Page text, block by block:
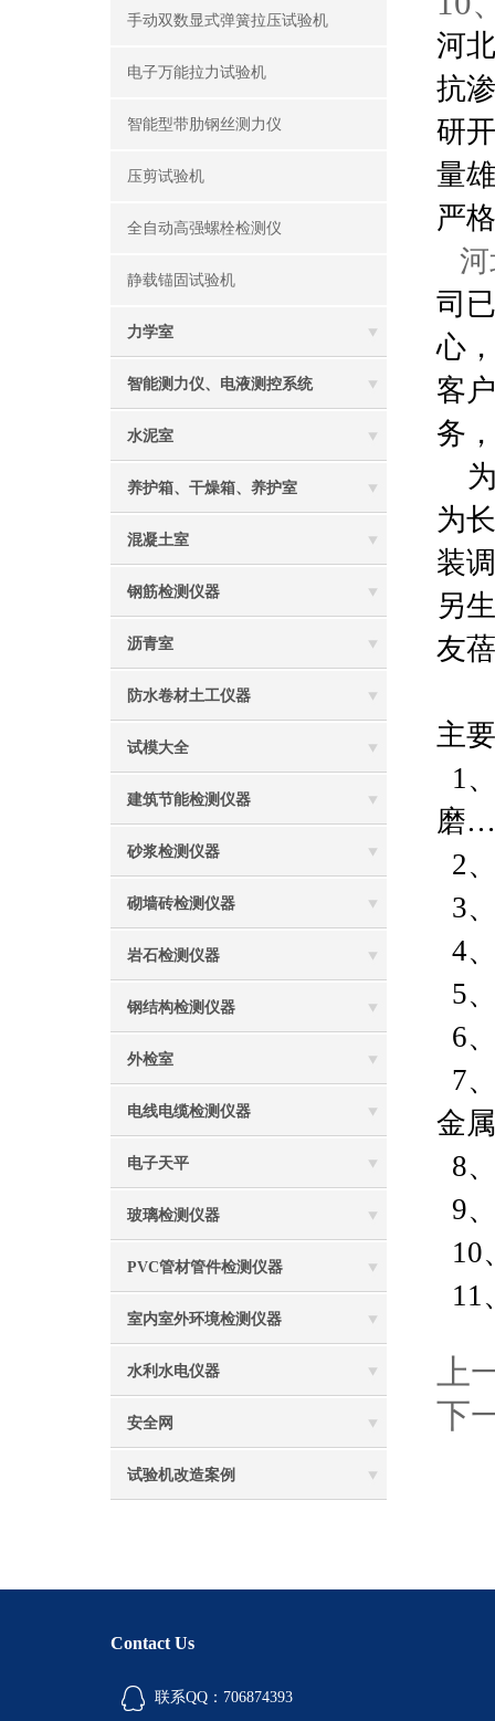
手动双数显式弹簧拉压试验机
电子万能拉力试验机
智能型带肋钢丝测力仪
压剪试验机
全自动高强螺栓检测仪
静载锚固试验机
力学室
智能测力仪、电液测控系统
水泥室
养护箱、干燥箱、养护室
混凝土室
钢筋检测仪器
沥青室
防水卷材土工仪器
试模大全
建筑节能检测仪器
砂浆检测仪器
砌墙砖检测仪器
岩石检测仪器
钢结构检测仪器
外检室
电线电缆检测仪器
电子天平
玻璃检测仪器
PVC管材管件检测仪器
室内室外环境检测仪器
水利水电仪器
安全网
试验机改造案例
河
抗
研
量
严
司
心
客
务
为
为
装
另
友
主
1
磨
2
3
4
5
6
7
金
8
9
10
11
上
下
Contact Us
联系QQ：706874393